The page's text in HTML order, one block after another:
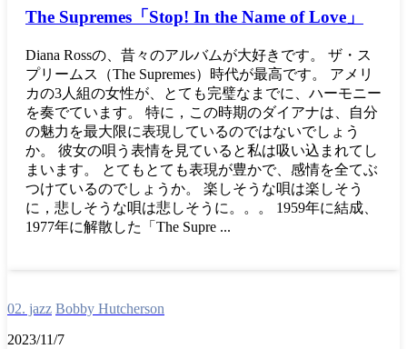
The Supremes「Stop! In the Name of Love」
Diana Rossの、昔々のアルバムが大好きです。 ザ・ス
プリームス（The Supremes）時代が最高です。 アメリ
カの3人組の女性が、とても完璧なまでに、ハーモニー
を奏でています。 特に，この時期のダイアナは、自分
の魅力を最大限に表現しているのではないでしょう
か。 彼女の唄う表情を見ていると私は吸い込まれてし
まいます。 とてもとても表現が豊かで、感情を全てぶ
つけているのでしょうか。 楽しそうな唄は楽しそう
に，悲しそうな唄は悲しそうに。。。 1959年に結成、
1977年に解散した「The Supre ...
02. jazz Bobby Hutcherson
2023/11/7